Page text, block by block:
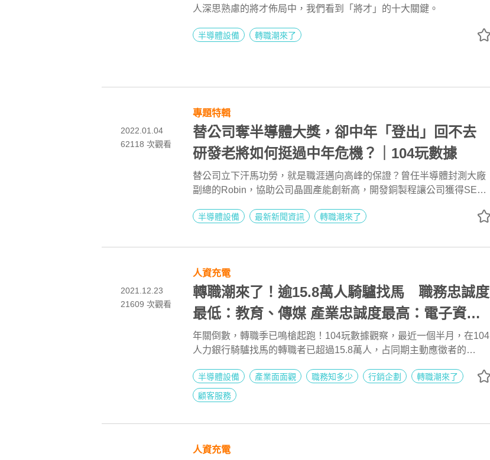
人深思熟慮的將才佈局中，我們看到「將才」的十大關鍵。
半導體設備 轉職潮來了
2022.01.04
62118 次觀看
專題特輯
替公司奪半導體大獎，卻中年「登出」回不去
研發老將如何挺過中年危機？｜104玩數據
替公司立下汗馬功勞，就是職涯邁向高峰的保證？曾任半導體封測大廠
副總的Robin，協助公司晶圓產能創新高，開發銅製程讓公司獲得SEMI
年他以盡孝道說服自己退休；母親離世後，他在2021年的54歲中年重回
起，進入中年企業覺得太資深….。Robin的人生和職涯從此大轉彎，改
罩生產設備訓練講師、帶海外大學及高雄科技大學研究生做天線及射頻
IC設計，不賣肝、不管人的技術專家，更快樂！
半導體設備 最新新聞資訊 轉職潮來了
2021.12.23
21609 次觀看
人資充電
轉職潮來了！逾15.8萬人騎驢找馬 職務忠誠度
最低：教育、傳媒 產業忠誠度最高：電子資訊/
軟體/半導體| 104玩數據
年關倒數，轉職季已鳴槍起跑！104玩數據觀察，最近一個半月，在104
人力銀行騎驢找馬的轉職者已超過15.8萬人，占同期主動應徵者的
的前三大職務是：學術/教育/輔導、軍警保全、文字/傳媒工作者；不論
做什麼職務，留在原產業內，最死心塌地的以電子資訊 ∕軟體∕半導體最
半導體設備 產業面面觀 職務知多少 行銷企劃
轉職潮來了
顧客服務
人資充電